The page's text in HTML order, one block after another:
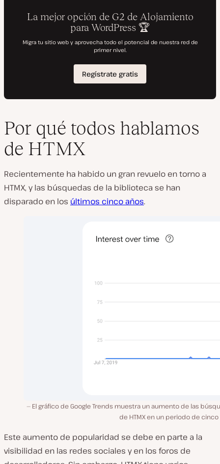
Por qué todos hablamos
de HTMX
Recientemente ha habido un gran revuelo en torno a
HTMX, y las búsquedas de la biblioteca se han
disparado en los últimos cinco años.
El gráfico de Google Trends muestra un aumento de las
de HTMX en un periodo de cinco
Este aumento de popularidad se debe en parte a la
visibilidad en las redes sociales y en los foros de